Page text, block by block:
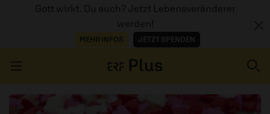
Gott wirkt. Du auch? Jetzt Lebensveränderer
werden!
MEHR INFOS JETZT SPENDEN